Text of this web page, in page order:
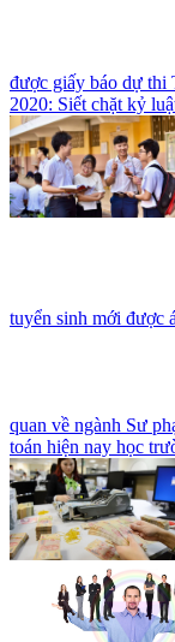
được giấy báo dự thi
2020: Siết chặt kỷ
tuyển sinh mới được
quan về ngành Sư
toán hiện nay học